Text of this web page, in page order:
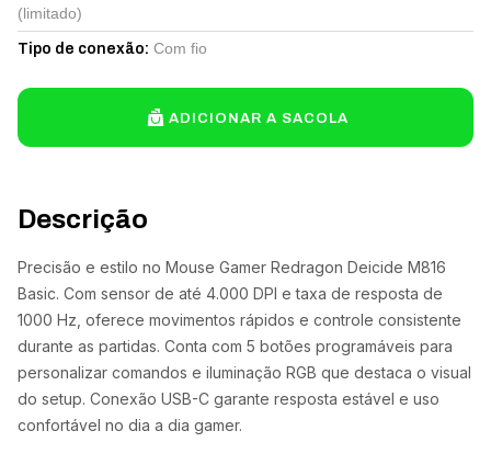
Descrição
Precisão e estilo no Mouse Gamer Redragon Deicide M816
Basic. Com sensor de até 4.000 DPI e taxa de resposta de
1000 Hz, oferece movimentos rápidos e controle consistente
durante as partidas. Conta com 5 botões programáveis para
personalizar comandos e iluminação RGB que destaca o visual
do setup. Conexão USB-C garante resposta estável e uso
confortável no dia a dia gamer.
(limitado)
Tipo de conexão: Com fio
ADICIONAR A SACOLA